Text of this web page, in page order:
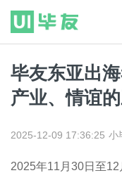
毕友东亚出
产业、情谊
2025-12-09 17:36:25 小
2025年11月30日至12